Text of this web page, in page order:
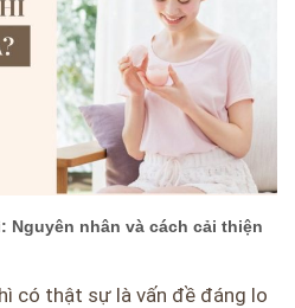
Nguyên nhân và cách cải thiện
có thật sự là vấn đề đáng lo